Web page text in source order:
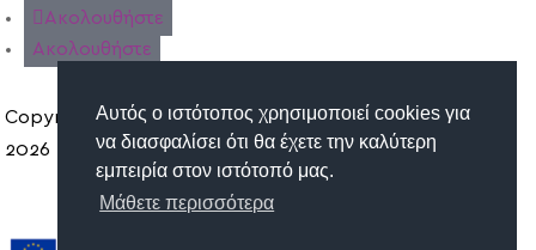
Αυτός ο ιστότοπος χρησιμοποιεί cookies για
να διασφαλίσει ότι θα έχετε την καλύτερη
εμπειρία στον ιστότοπό μας.
Μάθετε περισσότερα
Ακολουθήστε
Ακολουθήστε
Copyright ©
2026
Όροι Χρήσης | Προστασία
Προσωπικών Δεδομένων